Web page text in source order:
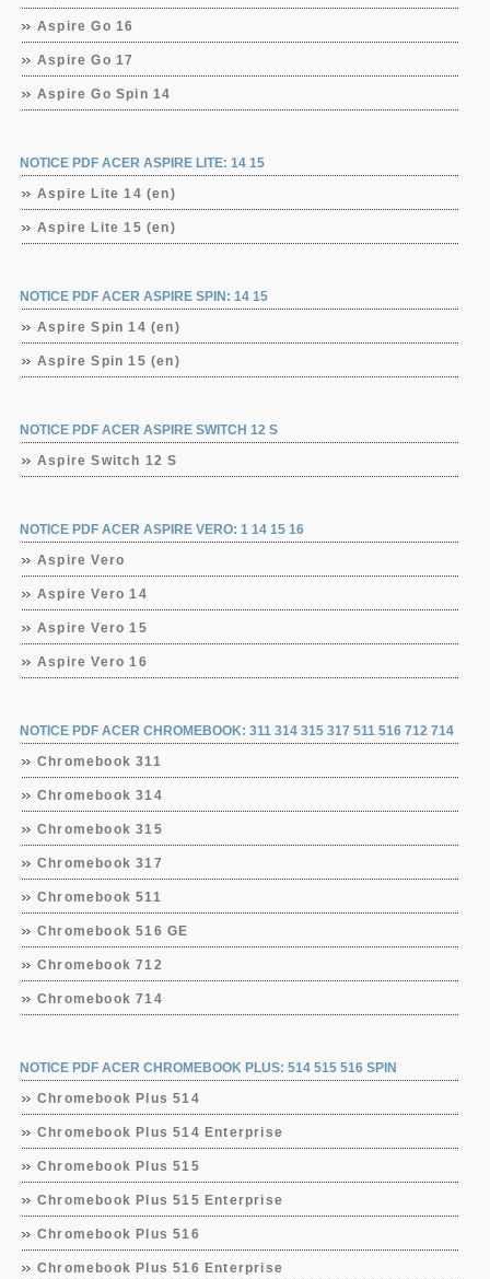
Aspire Go 16
Aspire Go 17
Aspire Go Spin 14
NOTICE PDF ACER ASPIRE LITE: 14 15
Aspire Lite 14 (en)
Aspire Lite 15 (en)
NOTICE PDF ACER ASPIRE SPIN: 14 15
Aspire Spin 14 (en)
Aspire Spin 15 (en)
NOTICE PDF ACER ASPIRE SWITCH 12 S
Aspire Switch 12 S
NOTICE PDF ACER ASPIRE VERO: 1 14 15 16
Aspire Vero
Aspire Vero 14
Aspire Vero 15
Aspire Vero 16
NOTICE PDF ACER CHROMEBOOK: 311 314 315 317 511 516 712 714
Chromebook 311
Chromebook 314
Chromebook 315
Chromebook 317
Chromebook 511
Chromebook 516 GE
Chromebook 712
Chromebook 714
NOTICE PDF ACER CHROMEBOOK PLUS: 514 515 516 SPIN
Chromebook Plus 514
Chromebook Plus 514 Enterprise
Chromebook Plus 515
Chromebook Plus 515 Enterprise
Chromebook Plus 516
Chromebook Plus 516 Enterprise